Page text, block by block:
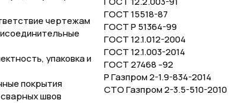
чертежам
упаковка и
покрытия
швов
ГОСТ 15518-87
ГОСТ Р 51364-99
ГОСТ 12.1.012-2004
ГОСТ 12.1.003-2014
ГОСТ 27468 -92
Р Газпром 2-1.9-834-2014
СТО Газпром 2-3.5-510-2010